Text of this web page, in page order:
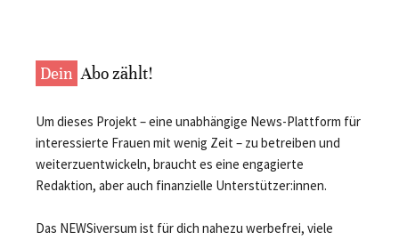
Dein Abo zählt!
Um dieses Projekt – eine unabhängige News-Plattform für
interessierte Frauen mit wenig Zeit – zu betreiben und
weiterzuentwickeln, braucht es eine engagierte
Redaktion, aber auch finanzielle Unterstützer:innen.
Das NEWSiversum ist für dich nahezu werbefrei, viele